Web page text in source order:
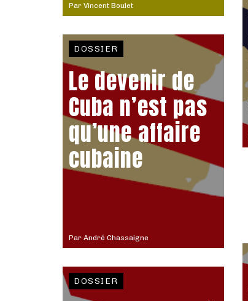
Par Vincent Boulet
Par André Chassaigne
DOSSIER
Le devenir de
Cuba n’est pas
qu’une affaire
cubaine
DOSSIER